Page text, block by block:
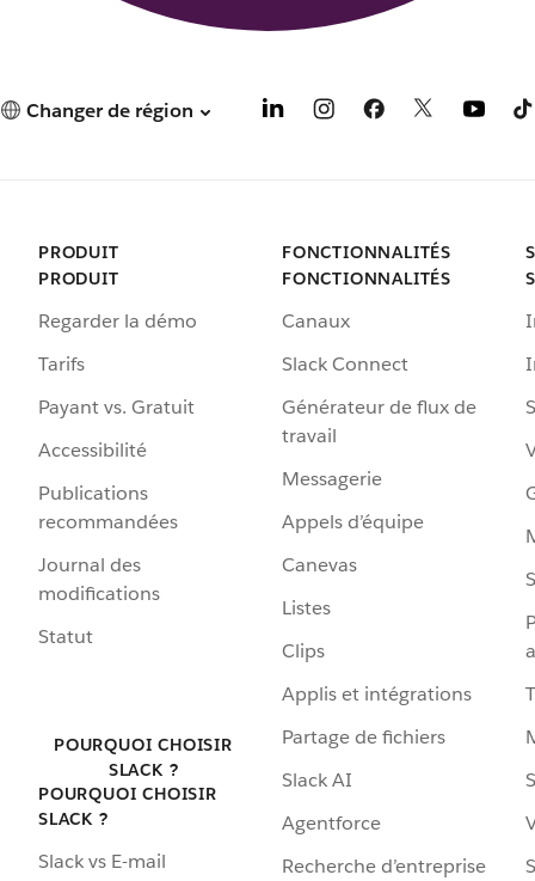
Changer de région
PRODUIT
PRODUIT
Regarder la démo
Tarifs
Payant vs. Gratuit
Accessibilité
Publications
recommandées
Journal des
modifications
Statut
POURQUOI CHOISIR
SLACK ?
POURQUOI CHOISIR
SLACK ?
Slack vs E-mail
FONCTIONNALITÉS
FONCTIONNALITÉS
Canaux
Slack Connect
Générateur de flux de
travail
Messagerie
Appels d’équipe
Canevas
Listes
Clips
Applis et intégrations
Partage de fichiers
Slack AI
Agentforce
Recherche d’entreprise